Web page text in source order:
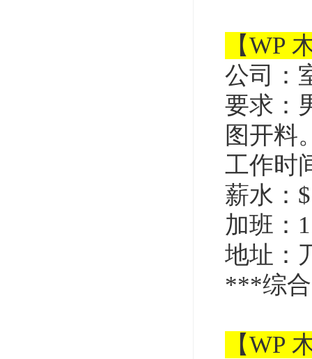
【WP
公司：
要求：
图开料
工作时
薪水：
加班：
地址：
***综
【WP